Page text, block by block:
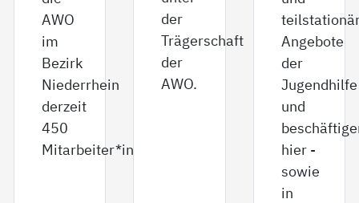
AWO
im
Bezirk
Niederrhein
derzeit
450
Mitarbeiter*innen.
der
Trägerschaft
der
AWO.
Angebote
der
Jugendhilfe
und
hier -
sowie
in